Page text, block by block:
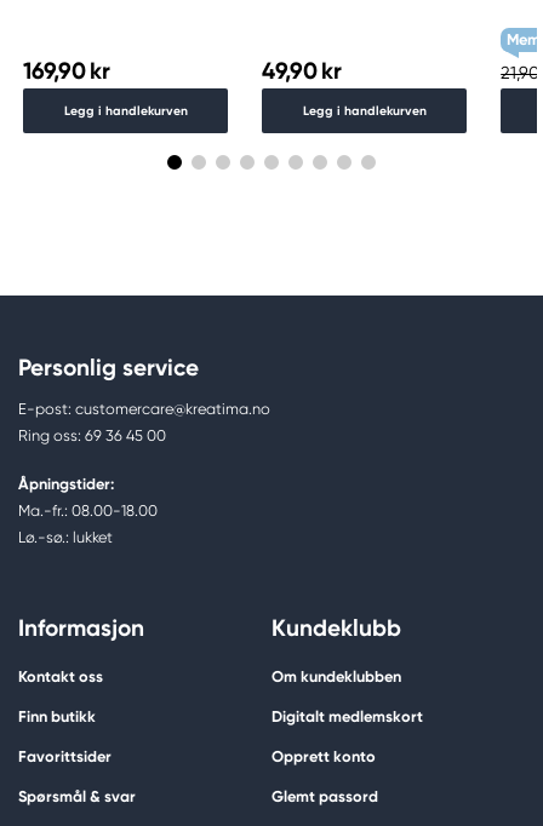
169,90 kr
Legg i handlekurven
49,90 kr
Legg i handlekurven
grey
21,90
Personlig service
E-post: customercare@kreatima.no
Ring oss: 69 36 45 00
Åpningstider:
Ma.-fr.: 08.00-18.00
Lø.-sø.: lukket
Informasjon
Kontakt oss
Finn butikk
Favorittsider
Spørsmål & svar
Kundeklubb
Om kundeklubben
Digitalt medlemskort
Opprett konto
Glemt passord